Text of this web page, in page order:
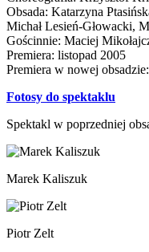
Obsada: Katarzyna
Michał Lesień-Głowacki,
Gościnnie: Maciej
Premiera: listopad 2005
Premiera w nowej
Fotosy do spektaklu
Spektakl w poprzedniej
Marek Kaliszuk
Piotr Zelt